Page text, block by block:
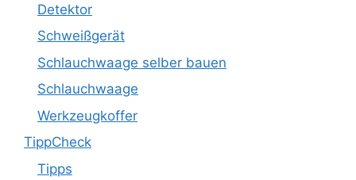
Detektor
Schweißgerät
Schlauchwaage selber bauen
Schlauchwaage
Werkzeugkoffer
TippCheck
Tipps